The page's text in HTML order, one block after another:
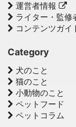
運営者情報
ライター・監修
コンテンツガイ
Category
犬のこと
猫のこと
小動物のこと
ペットフード
ペットコラム